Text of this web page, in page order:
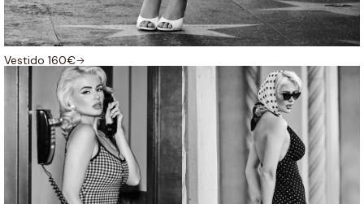
Vestido 160€